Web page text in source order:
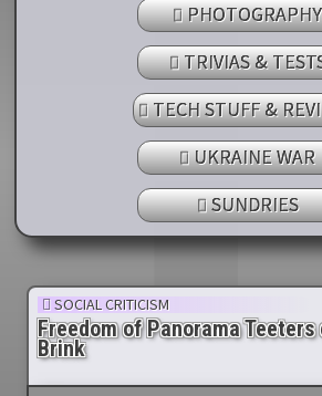
PHOTOGRAPHY
TRIVIAS &
TECH STUFF &
UKRAINE WAR
SUNDRIES
SOCIAL CRITICISM
Freedom of Panorama Teeters
Brink